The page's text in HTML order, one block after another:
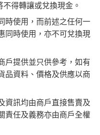
得轉讓或兌換現金。
時使用，而前述之任何一
同時使用，亦不可兌換現
戶提供並只供參考，如有
品資料、價格及供應以商
資訊均由商戶直接售賣及
責任及義務亦由商戶全權